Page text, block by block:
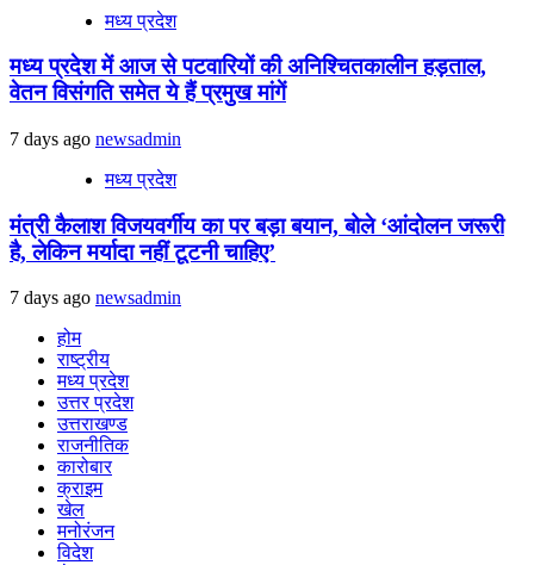
मध्य प्रदेश
मध्य प्रदेश में आज से पटवारियों की अनिश्चितकालीन हड़ताल,
वेतन विसंगति समेत ये हैं प्रमुख मांगें
7 days ago newsadmin
मध्य प्रदेश
मंत्री कैलाश विजयवर्गीय का पर बड़ा बयान, बोले ‘आंदोलन जरूरी
है, लेकिन मर्यादा नहीं टूटनी चाहिए’
7 days ago newsadmin
होम
राष्ट्रीय
मध्य प्रदेश
उत्तर प्रदेश
उत्तराखण्ड
राजनीतिक
कारोबार
क्राइम
खेल
मनोरंजन
विदेश